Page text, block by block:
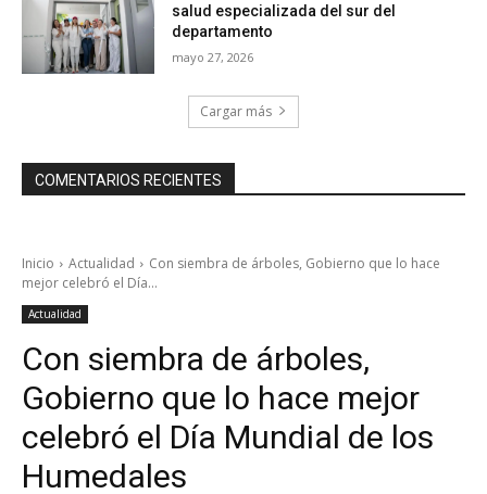
salud especializada del sur del
departamento
mayo 27, 2026
Cargar más
COMENTARIOS RECIENTES